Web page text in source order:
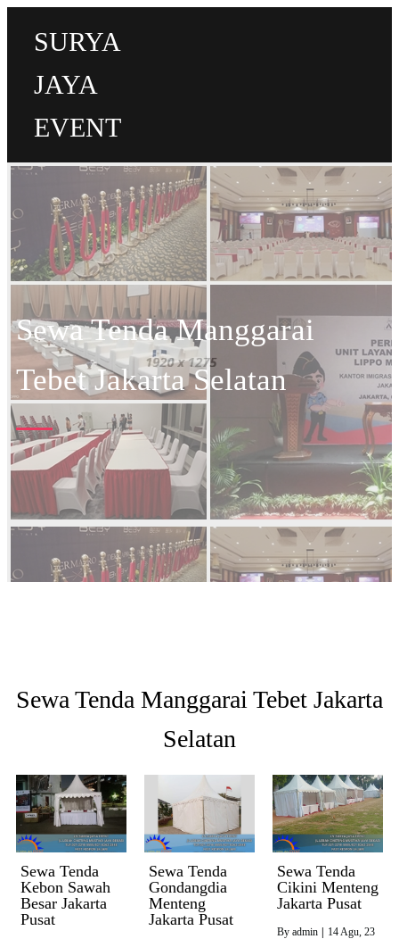
SURYA
JAYA
EVENT
Sewa Tenda Manggarai
Tebet Jakarta Selatan
Sewa Tenda Manggarai Tebet Jakarta
Selatan
Sewa Tenda
Kebon Sawah
Besar Jakarta
Pusat
Sewa Tenda
Gondangdia
Menteng
Jakarta Pusat
Sewa Tenda
Cikini Menteng
Jakarta Pusat
By admin | 14 Agu, 23